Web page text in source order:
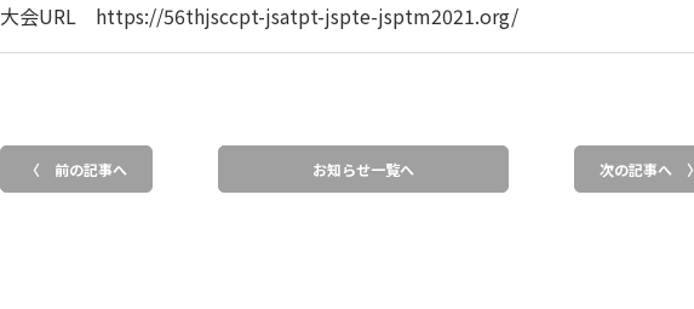
大会URL https://56thjsccpt-jsatpt-jspte-jsptm2021.org/
〈 前の記事へ お知らせ一覧へ 次の記事へ 〉